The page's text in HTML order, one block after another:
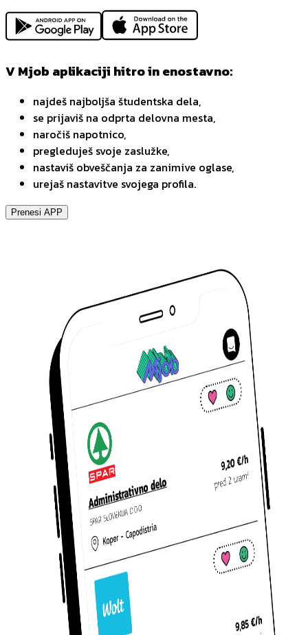
V Mjob aplikaciji hitro in enostavno:
najdeš najboljša študentska dela,
se prijaviš na odprta delovna mesta,
naročiš napotnico,
pregleduješ svoje zaslužke,
nastaviš obveščanja za zanimive oglase,
urejaš nastavitve svojega profila.
Prenesi APP